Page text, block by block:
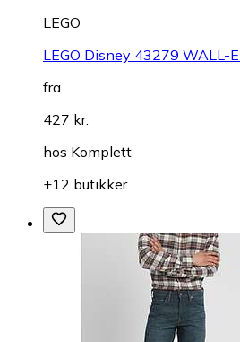
LEGO
LEGO Disney 43279 WALL-
fra
427 kr.
hos Komplett
+12 butikker